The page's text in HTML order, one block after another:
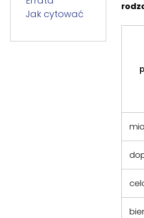
Jak cytować